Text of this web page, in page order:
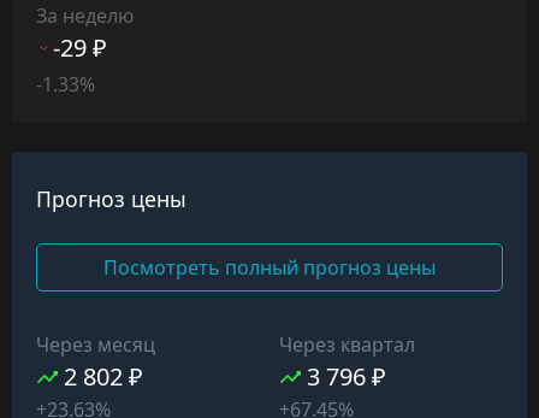
За неделю
-29 ₽
-1.33%
Прогноз цены
Посмотреть полный прогноз цены
Через месяц
2 802 ₽
+23.63%
Через квартал
3 796 ₽
+67.45%